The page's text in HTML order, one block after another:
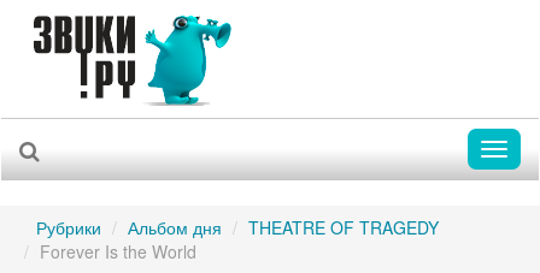
Рубрики Альбом дня
THEATRE OF TRAGEDY
Forever Is the World